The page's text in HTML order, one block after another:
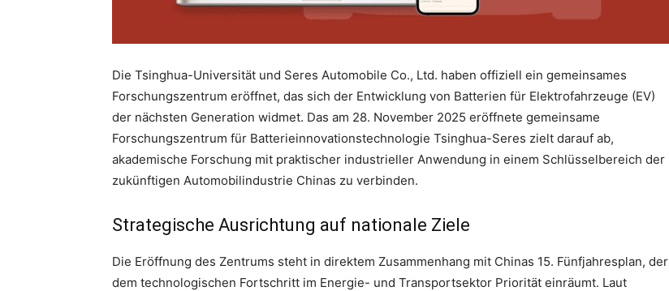
Die Tsinghua-Universität und Seres Automobile Co., Ltd. haben offiziell ein gemeinsames
Forschungszentrum eröffnet, das sich der Entwicklung von Batterien für Elektrofahrzeuge (EV)
der nächsten Generation widmet. Das am 28. November 2025 eröffnete gemeinsame
Forschungszentrum für Batterieinnovationstechnologie Tsinghua-Seres zielt darauf ab,
akademische Forschung mit praktischer industrieller Anwendung in einem Schlüsselbereich der
zukünftigen Automobilindustrie Chinas zu verbinden.
Strategische Ausrichtung auf nationale Ziele
Die Eröffnung des Zentrums steht in direktem Zusammenhang mit Chinas 15. Fünfjahresplan, der
dem technologischen Fortschritt im Energie- und Transportsektor Priorität einräumt. Laut